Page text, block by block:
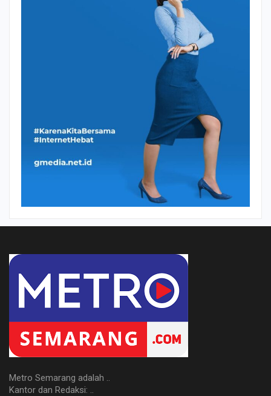
Metro Semarang adalah ..
Kantor dan Redaksi: ..